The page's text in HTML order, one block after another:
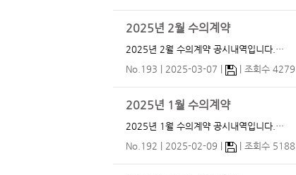
2025년 2월 수의계약
2025년 2월 수의계약 공시내역입니다.…
No.193
2025-03-07 조회수 4279
2025년 1월 수의계약
2025년 1월 수의계약 공시내역입니다.…
No.192
2025-02-09 조회수 5188